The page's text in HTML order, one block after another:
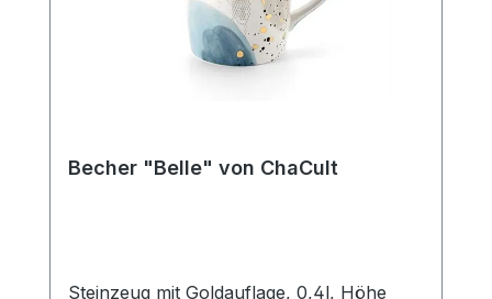
Heißgetränke. Die Artikelform erinnert an
einen Emaillebecher und unterstreicht
durch dieses nostalgische Stilelement im
SpülmaschinengeeignetMikrowellenfest
Becher "Belle" von ChaCult
Steinzeug mit Goldauflage, 0,4l, Höhe